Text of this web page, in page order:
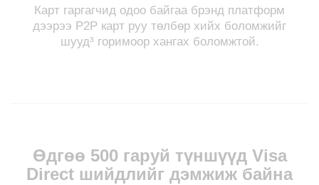
Карт гаргагчид одоо байгаа брэнд платформ
дээрээ P2P карт руу төлбөр хийх боломжийг
шууд³ горимоор хангах боломжтой.
Өдгөө 500 гаруй түншүүд Visa
Direct шийдлийг дэмжиж байна